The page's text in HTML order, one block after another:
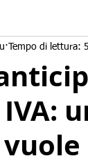
agenti
mercato del lavoro
Tempo di lettura: